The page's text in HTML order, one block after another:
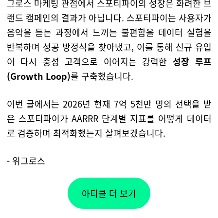
그로스 마케팅 관점에서 스포티파이의 성장은 화려한 브
랜드 캠페인의 결과가 아닙니다. 스포티파이는 사용자가
음악을 듣는 과정에서 느끼는 불편함을 데이터 실험을
반복하며 성공 방정식을 찾아냈고, 이를 통해 신규 유입
이 다시 충성 고객으로 이어지는 강력한 성장 루프
(Growth Loop)를 구축했습니다.
이번 글에서는 2026년 현재 7억 5천만 명의 선택을 받
은 스포티파이가 AARRR 단계별 지표를 어떻게 데이터
로 검증하며 최적화했는지 살펴보겠습니다.
- 위그로스
아티클 더 보기